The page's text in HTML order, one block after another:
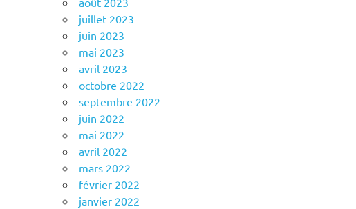
juillet 2023
juin 2023
mai 2023
avril 2023
octobre 2022
septembre 2022
juin 2022
mai 2022
avril 2022
mars 2022
février 2022
janvier 2022